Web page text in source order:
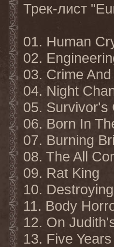
Трек-лист
01. Human
02.
03. Crime
04. Night
05. Survivor's
06. Born In
07. Burning
08. The All
09. Rat King
10.
11. Body
12. On
13. Five Years